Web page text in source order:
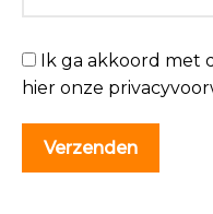
Ik ga akkoord met
hier onze